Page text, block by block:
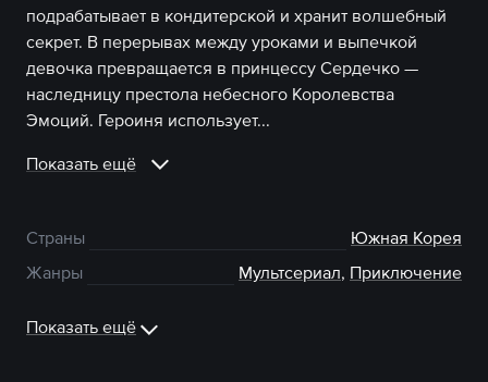
подрабатывает в кондитерской и хранит волшебный
секрет. В перерывах между уроками и выпечкой
девочка превращается в принцессу Сердечко —
наследницу престола небесного Королевства
Эмоций. Героиня использует...
Показать ещё
Страны
Южная Корея
Жанры
Мультсериал, Приключение
Показать ещё